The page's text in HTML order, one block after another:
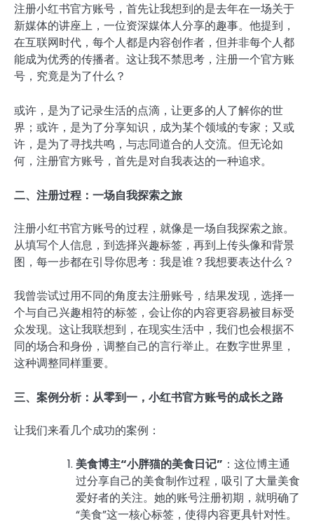
注册小红书官方账号，首先让我想到的是去年在一场关于
新媒体的讲座上，一位资深媒体人分享的趣事。他提到，
在互联网时代，每个人都是内容创作者，但并非每个人都
能成为优秀的传播者。这让我不禁思考，注册一个官方账
号，究竟是为了什么？
或许，是为了记录生活的点滴，让更多的人了解你的世
界；或许，是为了分享知识，成为某个领域的专家；又或
许，是为了寻找共鸣，与志同道合的人交流。但无论如
何，注册官方账号，首先是对自我表达的一种追求。
二、注册过程：一场自我探索之旅
注册小红书官方账号的过程，就像是一场自我探索之旅。
从填写个人信息，到选择兴趣标签，再到上传头像和背景
图，每一步都在引导你思考：我是谁？我想要表达什么？
我曾尝试过用不同的角度去注册账号，结果发现，选择一
个与自己兴趣相符的标签，会让你的内容更容易被目标受
众发现。这让我联想到，在现实生活中，我们也会根据不
同的场合和身份，调整自己的言行举止。在数字世界里，
这种调整同样重要。
三、案例分析：从零到一，小红书官方账号的成长之路
让我们来看几个成功的案例：
美食博主“小胖猫的美食日记” ：这位博主通
过分享自己的美食制作过程，吸引了大量美食
爱好者的关注。她的账号注册初期，就明确了
“美食”这一核心标签，使得内容更具针对性。